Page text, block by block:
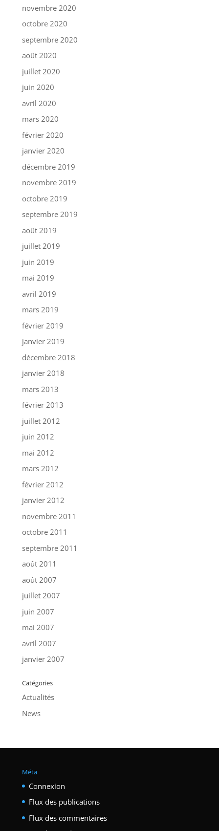
novembre 2020
octobre 2020
septembre 2020
août 2020
juillet 2020
juin 2020
avril 2020
mars 2020
février 2020
janvier 2020
décembre 2019
novembre 2019
octobre 2019
septembre 2019
août 2019
juillet 2019
juin 2019
mai 2019
avril 2019
mars 2019
février 2019
janvier 2019
décembre 2018
janvier 2018
mars 2013
février 2013
juillet 2012
juin 2012
mai 2012
mars 2012
février 2012
janvier 2012
novembre 2011
octobre 2011
septembre 2011
août 2011
août 2007
juillet 2007
juin 2007
mai 2007
avril 2007
janvier 2007
Catégories
Actualités
News
Méta
Connexion
Flux des publications
Flux des commentaires